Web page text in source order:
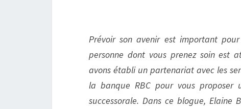
Prévoir son avenir est important
personne dont vous prenez soin est
avons établi un partenariat avec les
la banque RBC pour vous proposer
successorale. Dans ce blogue,